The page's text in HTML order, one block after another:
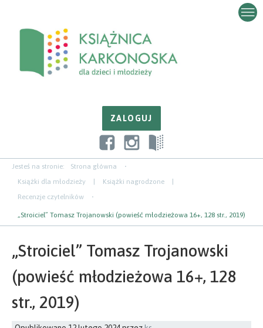
zawartości
nawigacji
paska
Jesteś na stronie:
Strona główna
Książki dla młodzieży
Książki nagrodzone
Recenzje czytelników
„Stroiciel” Tomasz Trojanowski (powieść młodzieżowa 16+, 128 str., 2019)
„Stroiciel” Tomasz Trojanowski
(powieść młodzieżowa 16+, 128
str., 2019)